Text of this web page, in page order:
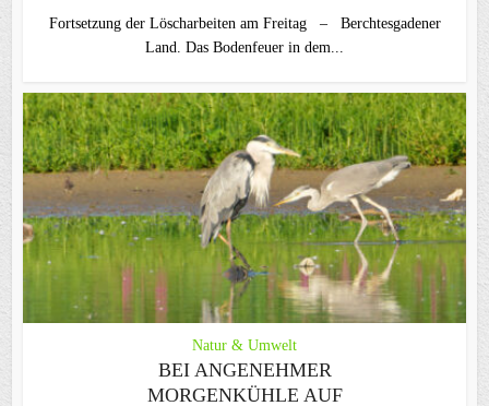
Fortsetzung der Löscharbeiten am Freitag – Berchtesgadener
Land. Das Bodenfeuer in dem...
Natur & Umwelt
BEI ANGENEHMER
MORGENKÜHLE AUF